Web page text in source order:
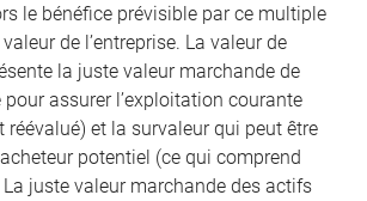
le bénéfice prévisible par ce multiple
de l’entreprise. La valeur de
la juste valeur marchande de
pour assurer l’exploitation courante
réévalué) et la survaleur qui peut être
potentiel (ce qui comprend
La juste valeur marchande des actifs